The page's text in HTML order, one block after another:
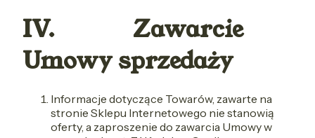
IV. Zawarcie
Umowy sprzedaży
Informacje dotyczące Towarów, zawarte na
stronie Sklepu Internetowego nie stanowią
oferty, a zaproszenie do zawarcia Umowy w